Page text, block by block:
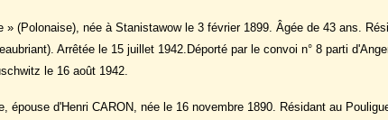
» (Polonaise), née à Stanistawow le 3 février 1899. Âgée de 43 ans.
Arrêtée le 15 juillet 1942.Déporté par le convoi n° 8 parti
le 16 août 1942.
épouse d'Henri CARON, née le 16 novembre 1890. Résidant au